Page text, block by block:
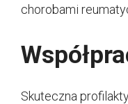
chorobami
Skuteczna